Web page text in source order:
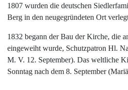
1807 wurden die deutschen
Berg in den neugegründeten Ort
1832 begann der Bau der Kirche, die
eingeweiht wurde, Schutzpatron Hl.
M. V. 12. September). Das weltliche
Sonntag nach dem 8. September